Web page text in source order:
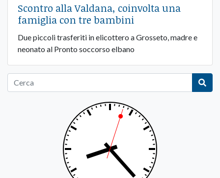
Scontro alla Valdana, coinvolta una
famiglia con tre bambini
Due piccoli trasferiti in elicottero a Grosseto, madre e
neonato al Pronto soccorso elbano